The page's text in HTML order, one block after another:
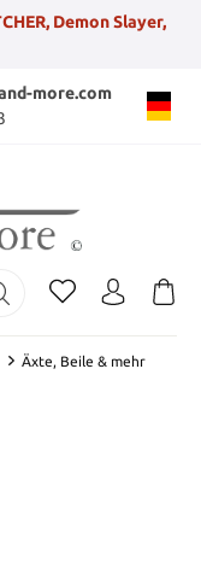
Demon Slayer,
more.com
Äxte, Beile & mehr